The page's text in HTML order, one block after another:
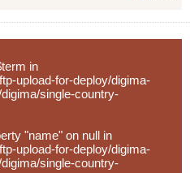
in
upload-for-deploy/digima-
single-country-
"name" on null in
upload-for-deploy/digima-
single-country-